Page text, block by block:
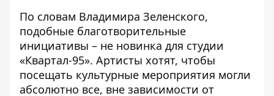
По словам Владимира Зеленского,
подобные благотворительные
инициативы – не новинка для студии
«Квартал-95». Артисты хотят, чтобы
посещать культурные мероприятия могли
абсолютно все, вне зависимости от